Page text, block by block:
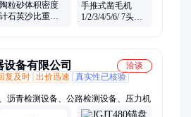
陶粒砂体积密度
计石英沙比重检
手推式凿毛机
1/2/3/4/5/6/ 7头小
备有限公司
洽谈
复及时 出价迅速
真实性已核验
沥青检测设备、公路检测设备、压力机